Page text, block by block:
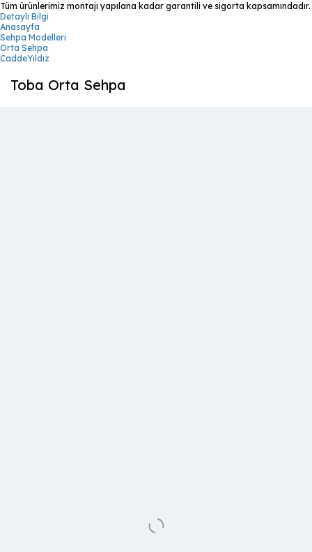
Tüm ürünlerimiz montajı yapılana kadar garantili ve sigorta kapsamındadır.
Detaylı Bilgi
Anasayfa
Sehpa Modelleri
Orta Sehpa
CaddeYıldız
Toba Orta Sehpa